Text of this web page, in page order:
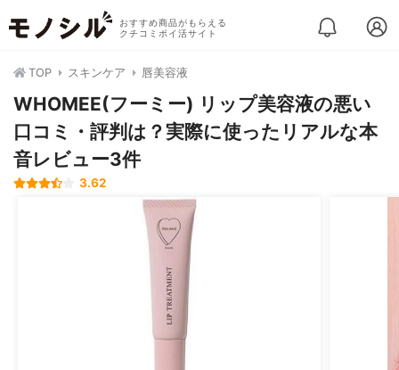
おすすめ商品がもらえる
クチコミポイ活サイト
TOP スキンケア 唇美容液
WHOMEE(フーミー) リップ美容液の悪い
口コミ・評判は？実際に使ったリアルな本
音レビュー3件
3.62